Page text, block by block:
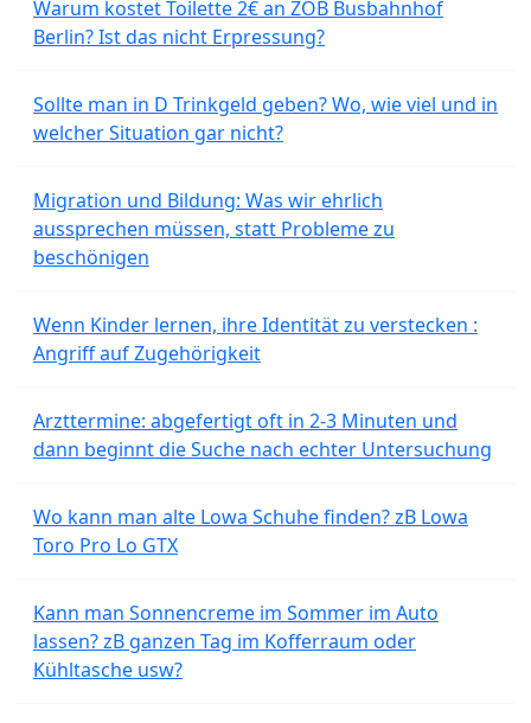
Warum kostet Toilette 2€ an ZOB Busbahnhof
Berlin? Ist das nicht Erpressung?
Sollte man in D Trinkgeld geben? Wo, wie viel und in
welcher Situation gar nicht?
Migration und Bildung: Was wir ehrlich
aussprechen müssen, statt Probleme zu
beschönigen
Wenn Kinder lernen, ihre Identität zu verstecken :
Angriff auf Zugehörigkeit
Arzttermine: abgefertigt oft in 2-3 Minuten und
dann beginnt die Suche nach echter Untersuchung
Wo kann man alte Lowa Schuhe finden? zB Lowa
Toro Pro Lo GTX
Kann man Sonnencreme im Sommer im Auto
lassen? zB ganzen Tag im Kofferraum oder
Kühltasche usw?